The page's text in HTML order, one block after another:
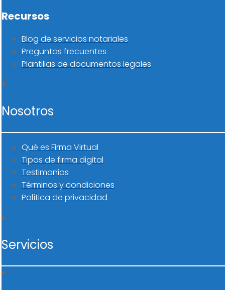
Recursos
Blog de servicios notariales
Preguntas frecuentes
Plantillas de documentos legales
Nosotros
Qué es Firma Virtual
Tipos de firma digital
Testimonios
Términos y condiciones
Política de privacidad
Servicios